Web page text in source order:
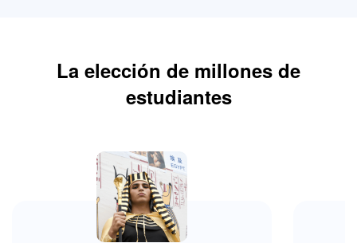
La elección de millones de
estudiantes